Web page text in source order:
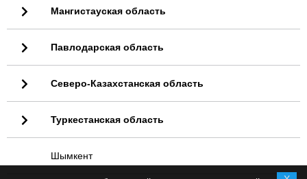
Мангистауская область
Павлодарская область
Северо-Казахстанская область
Туркестанская область
Шымкент